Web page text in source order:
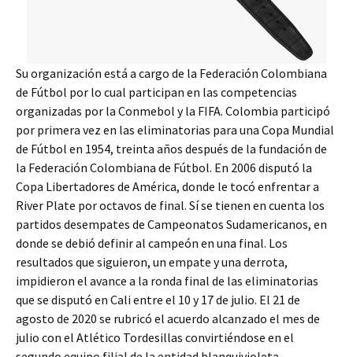
Su organización está a cargo de la Federación Colombiana
de Fútbol por lo cual participan en las competencias
organizadas por la Conmebol y la FIFA. Colombia participó
por primera vez en las eliminatorias para una Copa Mundial
de Fútbol en 1954, treinta años después de la fundación de
la Federación Colombiana de Fútbol. En 2006 disputó la
Copa Libertadores de América, donde le tocó enfrentar a
River Plate por octavos de final. Sí se tienen en cuenta los
partidos desempates de Campeonatos Sudamericanos, en
donde se debió definir al campeón en una final. Los
resultados que siguieron, un empate y una derrota,
impidieron el avance a la ronda final de las eliminatorias
que se disputó en Cali entre el 10 y 17 de julio. El 21 de
agosto de 2020 se rubricó el acuerdo alcanzado el mes de
julio con el Atlético Tordesillas convirtiéndose en el